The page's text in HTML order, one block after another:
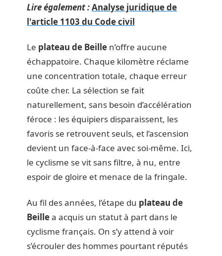
Lire également :Analyse juridique de
l'article 1103 du Code civil
Le plateau de Beille n’offre aucune
échappatoire. Chaque kilomètre réclame
une concentration totale, chaque erreur
coûte cher. La sélection se fait
naturellement, sans besoin d’accélération
féroce : les équipiers disparaissent, les
favoris se retrouvent seuls, et l’ascension
devient un face-à-face avec soi-même. Ici,
le cyclisme se vit sans filtre, à nu, entre
espoir de gloire et menace de la fringale.
Au fil des années, l’étape du plateau de
Beillea acquis un statut à part dans le
cyclisme français. On s’y attend à voir
s’écrouler des hommes pourtant réputés